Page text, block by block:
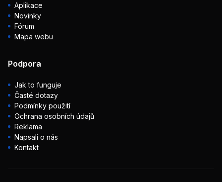
Aplikace
Novinky
Fórum
Mapa webu
Podpora
Jak to funguje
Časté dotazy
Podmínky použití
Ochrana osobních údajů
Reklama
Napsali o nás
Kontakt